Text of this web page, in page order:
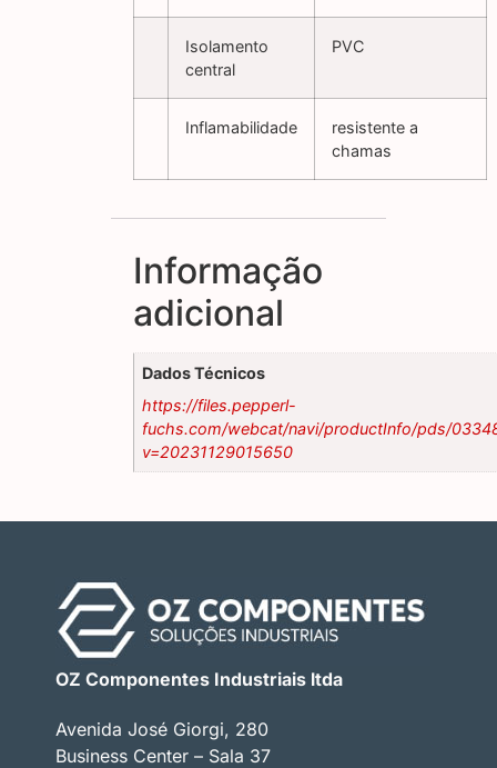
Isolamento
central
PVC
Inflamabilidade
resistente a
chamas
Informação
adicional
Dados Técnicos
https://files.pepperl-
fuchs.com/webcat/navi/productInfo/pds/
v=20231129015650
OZ Componentes Industriais ltda
Avenida José Giorgi, 280
Business Center – Sala 37